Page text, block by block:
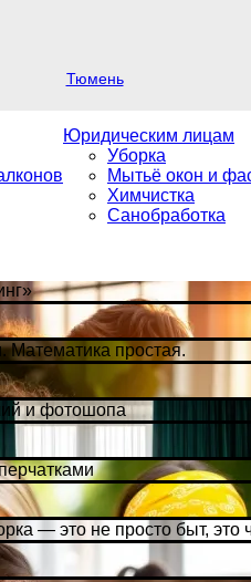
Тюмень
Юридическим лицам
Уборка
Мытьё окон и
Химчистка
Санобработка
Математика простая.
и фотошопа
— это не просто быт, это